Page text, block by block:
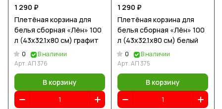
1 290 ₽
Плетёная корзина для
белья сборная «Лён» 100
л (43х32.1х80 см) графит
0
В наличии
Арт.АП 376
В корзину
1 290 ₽
Плетёная корзина для
белья сборная «Лён» 100
л (43х32.1х80 см) белый
0
В наличии
Арт.АП 375
В корзину